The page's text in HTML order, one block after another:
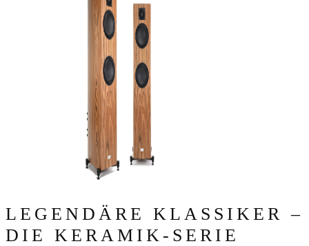
LEGENDÄRE KLASSIKER –
DIE KERAMIK-SERIE